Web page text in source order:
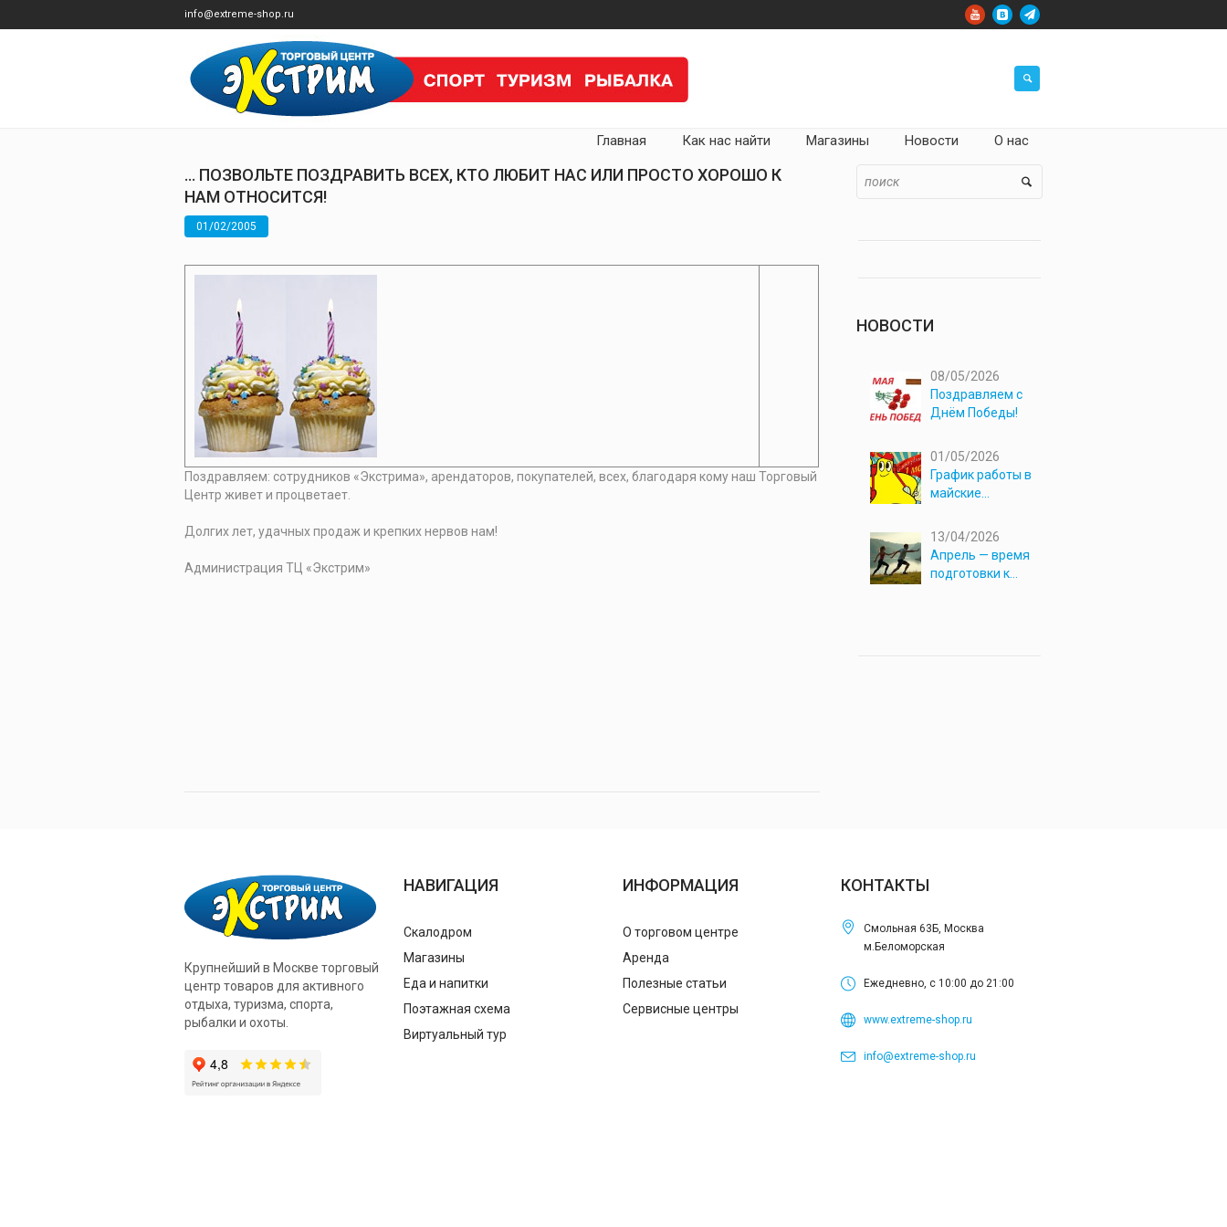
info@extreme-shop.ru
Главная Как нас найти Магазины Новости О нас
… ПОЗВОЛЬТЕ ПОЗДРАВИТЬ ВСЕХ, КТО ЛЮБИТ НАС ИЛИ ПРОСТО ХОРОШО К
НАМ ОТНОСИТСЯ!
01/02/2005
Поздравляем: сотрудников «Экстрима», арендаторов, покупателей, всех, благодаря кому наш Торговый
Центр живет и процветает.
Долгих лет, удачных продаж и крепких нервов нам!
Администрация ТЦ «Экстрим»
НОВОСТИ
08/05/2026
Поздравляем с
Днём Победы!
01/05/2026
График работы в
майские
13/04/2026
Апрель — время
подготовки к
Крупнейший в Москве торговый
центр товаров для активного
отдыха, туризма, спорта,
рыбалки и охоты.
НАВИГАЦИЯ
Скалодром
Магазины
Еда и напитки
Поэтажная схема
Виртуальный тур
ИНФОРМАЦИЯ
О торговом центре
Аренда
Полезные статьи
Сервисные центры
КОНТАКТЫ
Смольная 63Б, Москва
м.Беломорская
Ежедневно, с 10:00 до 21:00
www.extreme-shop.ru
info@extreme-shop.ru